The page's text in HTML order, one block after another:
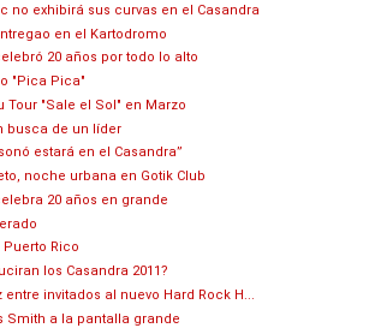
no exhibirá sus curvas en el Casandra
en el Kartodromo
20 años por todo lo alto
"Pica Pica"
Tour "Sale el Sol" en Marzo
busca de un líder
estará en el Casandra”
noche urbana en Gotik Club
20 años en grande
Rico
los Casandra 2011?
entre invitados al nuevo Hard Rock H...
Smith a la pantalla grande